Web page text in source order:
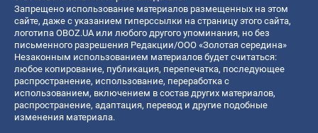
Запрещено использование материалов размещенных на этом
сайте, даже с указанием гиперссылки на страницу этого сайта,
логотипа OBOZ.UA или любого другого упоминания, но без
письменного разрешения Редакции/ООО «Золотая середина»
Незаконным использованием материалов будет считаться:
любое копирование, публикация, перепечатка, последующее
распространение, использование, переработка с
использованием, включением в состав других материалов,
распространение, адаптация, перевод и другие подобные
изменения материала.